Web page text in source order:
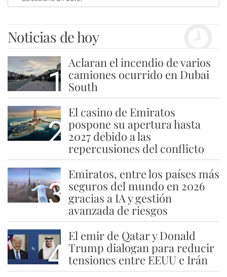
Noticias de hoy
1
Aclaran el incendio de varios
camiones ocurrido en Dubai
South
2
El casino de Emiratos
pospone su apertura hasta
2027 debido a las
repercusiones del conflicto
3
Emiratos, entre los países más
seguros del mundo en 2026
gracias a IA y gestión
avanzada de riesgos
4
El emir de Qatar y Donald
Trump dialogan para reducir
tensiones entre EEUU e Irán